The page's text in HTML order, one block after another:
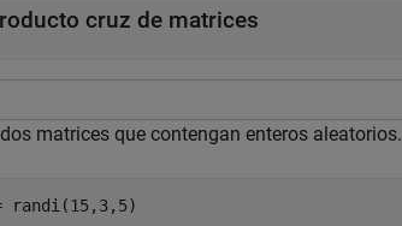
cruz de matrices
dos matrices que contengan enteros aleatorios.
randi(15,3,5)